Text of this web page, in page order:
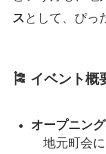
ス として、ぴ
🎏 イベント概
オープニン
地元町会に